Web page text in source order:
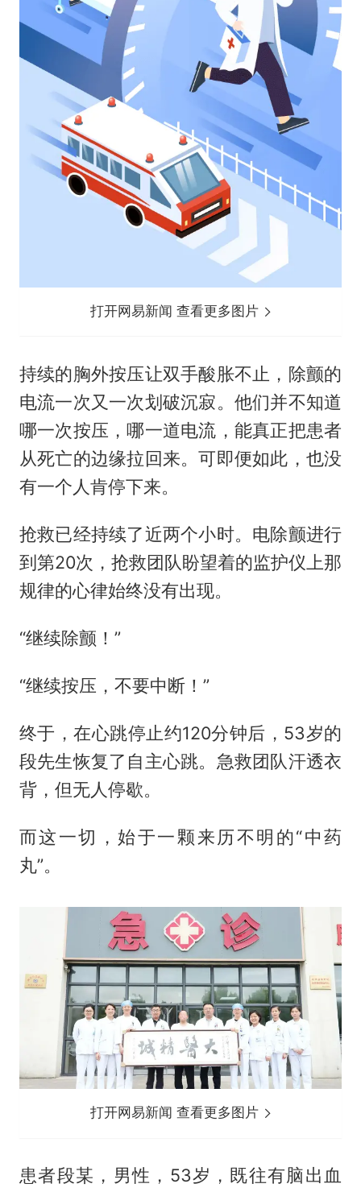
打开网易新闻 查看更多图片
持续的胸外按压让双手酸胀不止，除颤的
电流一次又一次划破沉寂。他们并不知道
哪一次按压，哪一道电流，能真正把患者
从死亡的边缘拉回来。可即便如此，也没
有一个人肯停下来。
抢救已经持续了近两个小时。电除颤进行
到第20次，抢救团队盼望着的监护仪上那
规律的心律始终没有出现。
“继续除颤！”
“继续按压，不要中断！”
终于，在心跳停止约120分钟后，53岁的
段先生恢复了自主心跳。急救团队汗透衣
背，但无人停歇。
而这一切，始于一颗来历不明的“中药
丸”。
打开网易新闻 查看更多图片
患者段某，男性，53岁，既往有脑出血